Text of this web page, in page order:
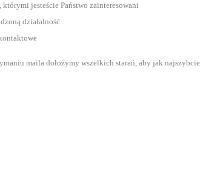
którymi jesteście Państwo zainteresowani
działalność
maila dołożymy wszelkich starań, aby jak